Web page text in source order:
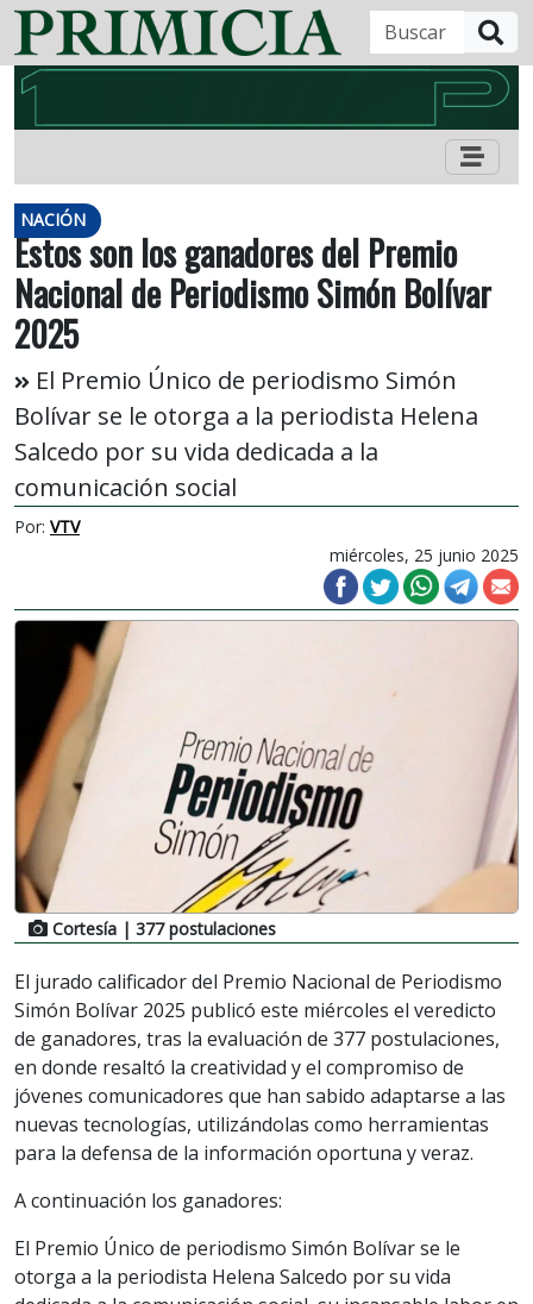
NACIÓN
Estos son los ganadores del Premio
Nacional de Periodismo Simón Bolívar
2025
El Premio Único de periodismo Simón
Bolívar se le otorga a la periodista Helena
Salcedo por su vida dedicada a la
comunicación social
Por: VTV
miércoles, 25 junio 2025
Cortesía | 377 postulaciones
El jurado calificador del Premio Nacional de Periodismo
Simón Bolívar 2025 publicó este miércoles el veredicto
de ganadores, tras la evaluación de 377 postulaciones,
en donde resaltó la creatividad y el compromiso de
jóvenes comunicadores que han sabido adaptarse a las
nuevas tecnologías, utilizándolas como herramientas
para la defensa de la información oportuna y veraz.
A continuación los ganadores:
El Premio Único de periodismo Simón Bolívar se le
otorga a la periodista Helena Salcedo por su vida